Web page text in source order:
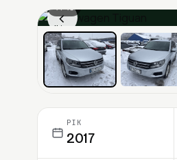
‹
1 / 13
Ціна в місяць
РІК
2017